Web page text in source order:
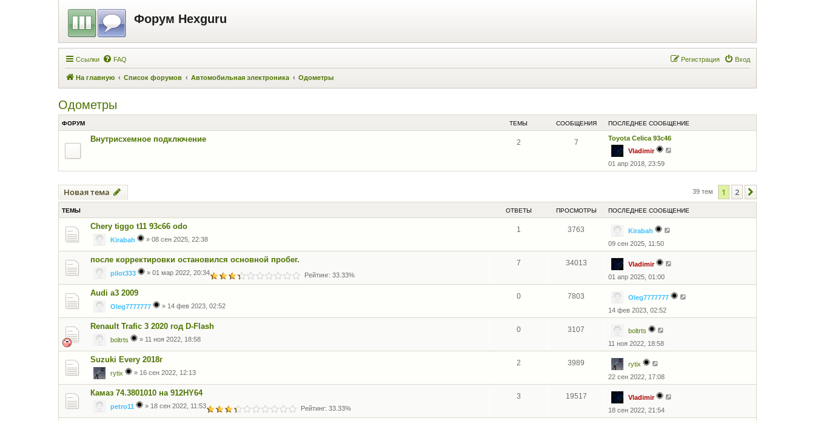
Форум Hexguru
Ссылки FAQ Вход
Регистрация
На главную Список форумов Автомобильная электроника Одометры
Одометры
ФОРУМ ТЕМЫ СООБЩЕНИЯ ПОСЛЕДНЕЕ СООБЩЕНИЕ
Внутрисхемное подключение 2 7
Toyota Celica 93c46
Vladimir
е
к
п
о
н
о
е
01 апр 2018, 23:59
Новая тема 39 тем 1 2
ТЕМЫ ОТВЕТЫ ПРОСМОТРЫ ПОСЛЕДНЕЕ СООБЩЕНИЕ
Chery tiggo t11 93c66 odo
Kirabah » 08 сен 2025, 22:38
1 3763
Kirabah
09 сен 2025, 11:50
после корректировки остановился основной пробег.
pilot333 » 01 мар 2022, 20:34 Рейтинг: 33.33%
7 34013
Vladimir
01 апр 2025, 01:00
Audi a3 2009
Oleg7777777 » 14 фев 2023, 02:52
0 7803
Oleg7777777
14 фев 2023, 02:52
Renault Trafic 3 2020 год D-Flash
boltrts » 11 ноя 2022, 18:58
0 3107
boltrts
11 ноя 2022, 18:58
Suzuki Every 2018г
rytix » 16 сен 2022, 12:13
2 3989
rytix
22 сен 2022, 17:08
Камаз 74.3801010 на 912HY64
petro11 » 18 сен 2022, 11:53 Рейтинг: 33.33%
3 19517
Vladimir
18 сен 2022, 21:54